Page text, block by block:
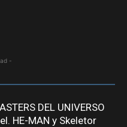
-
DEL UNIVERSO
HE-MAN y Skeletor